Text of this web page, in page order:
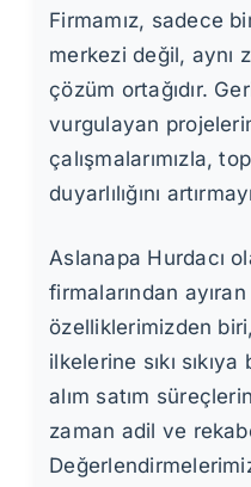
Firmamız, sadece
merkezi değil, aynı
çözüm ortağıdır.
vurgulayan
çalışmalarımızla,
duyarlılığını
Aslanapa Hurdacı
firmalarından
özelliklerimizden
ilkelerine sıkı
alım satım
zaman adil ve